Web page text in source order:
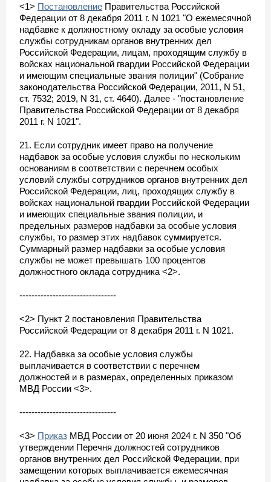
<1> Постановление Правительства Российской
Федерации от 8 декабря 2011 г. N 1021 "О ежемесячной
надбавке к должностному окладу за особые условия
службы сотрудникам органов внутренних дел
Российской Федерации, лицам, проходящим службу в
войсках национальной гвардии Российской Федерации
и имеющим специальные звания полиции" (Собрание
законодательства Российской Федерации, 2011, N 51,
ст. 7532; 2019, N 31, ст. 4640). Далее - "постановление
Правительства Российской Федерации от 8 декабря
2011 г. N 1021".
21. Если сотрудник имеет право на получение
надбавок за особые условия службы по нескольким
основаниям в соответствии с перечнем особых
условий службы сотрудников органов внутренних дел
Российской Федерации, лиц, проходящих службу в
войсках национальной гвардии Российской Федерации
и имеющих специальные звания полиции, и
предельных размеров надбавки за особые условия
службы, то размер этих надбавок суммируется.
Суммарный размер надбавки за особые условия
службы не может превышать 100 процентов
должностного оклада сотрудника <2>.
--------------------------------
<2> Пункт 2 постановления Правительства
Российской Федерации от 8 декабря 2011 г. N 1021.
22. Надбавка за особые условия службы
выплачивается в соответствии с перечнем
должностей и в размерах, определенных приказом
МВД России <3>.
--------------------------------
<3> Приказ МВД России от 20 июня 2024 г. N 350 "Об
утверждении Перечня должностей сотрудников
органов внутренних дел Российской Федерации, при
замещении которых выплачивается ежемесячная